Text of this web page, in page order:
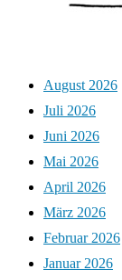
August 2026
Juli 2026
Juni 2026
Mai 2026
April 2026
März 2026
Februar 2026
Januar 2026